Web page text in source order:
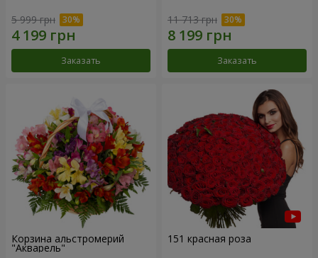
5 999 грн
Заказать
11 713 грн
Заказать
Корзина альстромерий
"Акварель"
151 красная роза